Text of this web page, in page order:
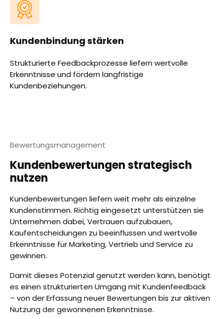
Kundenbindung stärken
Strukturierte Feedbackprozesse liefern wertvolle
Erkenntnisse und fördern langfristige
Kundenbeziehungen.
Bewertungsmanagement
Kundenbewertungen strategisch
nutzen
Kundenbewertungen liefern weit mehr als einzelne
Kundenstimmen. Richtig eingesetzt unterstützen sie
Unternehmen dabei, Vertrauen aufzubauen,
Kaufentscheidungen zu beeinflussen und wertvolle
Erkenntnisse für Marketing, Vertrieb und Service zu
gewinnen.
Damit dieses Potenzial genutzt werden kann, benötigt
es einen strukturierten Umgang mit Kundenfeedback
– von der Erfassung neuer Bewertungen bis zur aktiven
Nutzung der gewonnenen Erkenntnisse.